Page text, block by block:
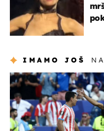
IMAMO JOŠ
svjetsko prvenstvo 2026